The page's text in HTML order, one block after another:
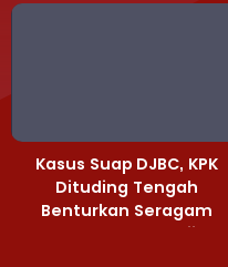
Kasus Suap DJBC, KPK
Dituding Tengah
Benturkan Seragam
Cokelat dengan Hijau